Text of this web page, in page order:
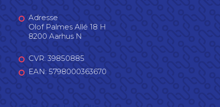
Adresse
Olof Palmes Allé 18 H
8200 Aarhus N
CVR: 39850885
EAN: 5798000363670